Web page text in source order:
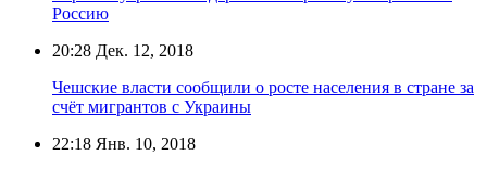
Россию
20:28 Дек. 12, 2018
Чешские власти сообщили о росте населения в стране за
счёт мигрантов с Украины
22:18 Янв. 10, 2018